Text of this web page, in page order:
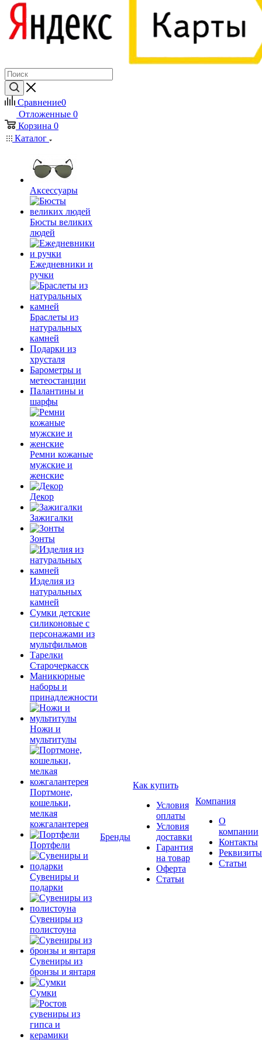
Сравнение0
Отложенные 0
Корзина 0
Каталог
Аксессуары
Бюсты великих
людей
Ежедневники и
ручки
Браслеты из
натуральных
камней
Подарки из
хрусталя
Барометры и
метеостанции
Палантины и
шарфы
Ремни кожаные
мужские и
женские
Декор
Зажигалки
Зонты
Изделия из
натуральных
камней
Сумки детские
силиконовые с
персонажами из
мультфильмов
Тарелки
Старочеркасск
Маникюрные
наборы и
принадлежности
Ножи и
мультитулы
Портмоне,
кошельки,
мелкая
кожгалантерея
Портфели
Сувениры и
подарки
Сувениры из
полистоуна
Сувениры из
бронзы и янтаря
Сумки
Бренды
Как купить
Условия
оплаты
Условия
доставки
Гарантия
на товар
Оферта
Статьи
Компания
О
компании
Контакты
Реквизиты
Статьи